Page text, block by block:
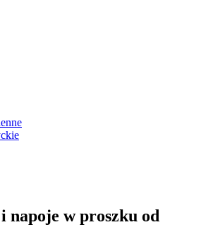
napoje w proszku od